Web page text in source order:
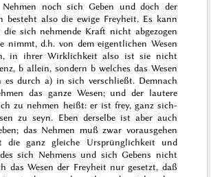
noch sich Geben und doch der
besteht also die ewige Freyheit. Es kann
die sich nehmende Kraft nicht abgezogen
nimmt, d.h. von dem eigentlichen Wesen
in ihrer Wirklichkeit also ist sie nicht
b allein, sondern b welches das Wesen
es durch a) in sich verschließt. Demnach
das ganze Wesen; und der lautere
zu nehmen heißt: er ist frey, ganz sich-
zu seyn. Eben derselbe ist aber auch
das Nehmen muß zwar vorausgehen
die ganz gleiche Ursprünglichkeit und
sich Nehmens und sich Gebens nicht
das Wesen der Freyheit nur gesetzt, daß